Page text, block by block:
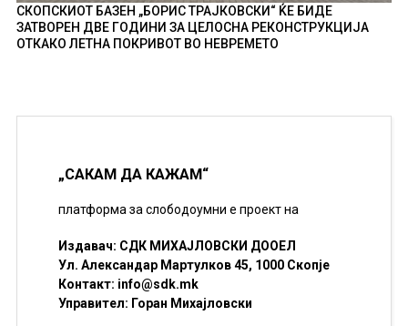
СКОПСКИОТ БАЗЕН „БОРИС ТРАЈКОВСКИ“ ЌЕ БИДЕ
ЗАТВОРЕН ДВЕ ГОДИНИ ЗА ЦЕЛОСНА РЕКОНСТРУКЦИЈА
ОТКАКО ЛЕТНА ПОКРИВОТ ВО НЕВРЕМЕТО
„САКАМ ДА КАЖАМ“
платформа за слободоумни е проект на
Издавач: СДК МИХАЈЛОВСКИ ДООЕЛ
Ул. Александар Мартулков 45, 1000 Скопје
Контакт: info@sdk.mk
Управител: Горан Михајловски